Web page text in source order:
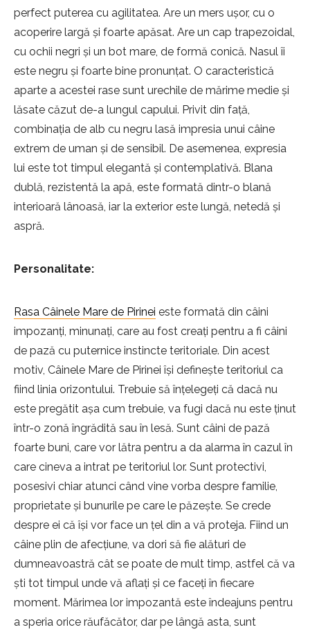
perfect puterea cu agilitatea. Are un mers ușor, cu o
acoperire largă și foarte apăsat. Are un cap trapezoidal,
cu ochii negri și un bot mare, de formă conică. Nasul îi
este negru și foarte bine pronunțat. O caracteristică
aparte a acestei rase sunt urechile de mărime medie și
lăsate căzut de-a lungul capului. Privit din față,
combinația de alb cu negru lasă impresia unui câine
extrem de uman și de sensibil. De asemenea, expresia
lui este tot timpul elegantă și contemplativă. Blana
dublă, rezistentă la apă, este formată dintr-o blană
interioară lânoasă, iar la exterior este lungă, netedă și
aspră.
Personalitate:
Rasa Câinele Mare de Pirinei este formată din câini
impozanți, minunați, care au fost creați pentru a fi câini
de pază cu puternice instincte teritoriale. Din acest
motiv, Câinele Mare de Pirinei își definește teritoriul ca
fiind linia orizontului. Trebuie să înțelegeți că dacă nu
este pregătit așa cum trebuie, va fugi dacă nu este ținut
într-o zonă îngrădită sau în lesă. Sunt câini de pază
foarte buni, care vor lătra pentru a da alarma în cazul în
care cineva a intrat pe teritoriul lor. Sunt protectivi,
posesivi chiar atunci când vine vorba despre familie,
proprietate și bunurile pe care le păzește. Se crede
despre ei că își vor face un țel din a vă proteja. Fiind un
câine plin de afecțiune, va dori să fie alături de
dumneavoastră cât se poate de mult timp, astfel că va
ști tot timpul unde vă aflați și ce faceți în fiecare
moment. Mărimea lor impozantă este îndeajuns pentru
a speria orice răufăcător, dar pe lângă asta, sunt